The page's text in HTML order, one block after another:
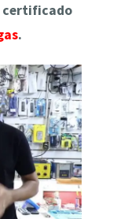
certificado
.